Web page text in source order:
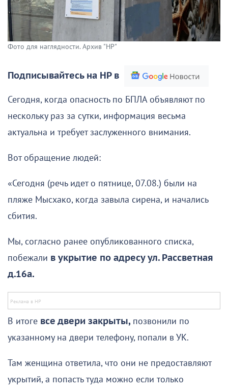
Фото для наглядности. Архив "НР"
Подписывайтесь на НР в
Сегодня, когда опасность по БПЛА объявляют по
нескольку раз за сутки, информация весьма
актуальна и требует заслуженного внимания.
Вот обращение людей:
«Сегодня (речь идет о пятнице, 07.08.) были на
пляже Мысхако, когда завыла сирена, и начались
сбития.
Мы, согласно ранее опубликованного списка,
побежали в укрытие по адресу ул. Рассветная
д.16а.
В итоге все двери закрыты, позвонили по
указанному на двери телефону, попали в УК.
Там женщина ответила, что они не предоставляют
укрытий, а попасть туда можно если только